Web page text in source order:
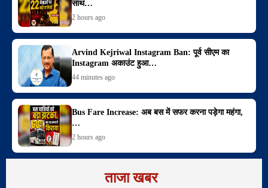
साथ…
2 hours ago
Arvind Kejriwal Instagram Ban: पूर्व सीएम का
Instagram अकाउंट हुआ…
44 minutes ago
Bus Fare Increase: अब बस में सफर करना पड़ेगा महंगा,
…
2 hours ago
ताजा खबर